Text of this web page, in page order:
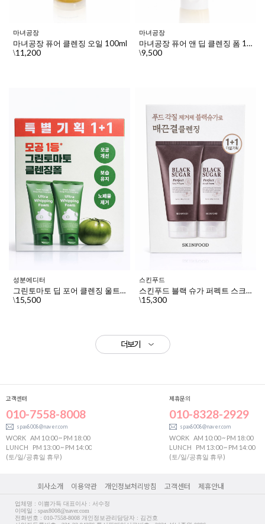
마녀공장
마녀공장 퓨어 클렌징 오일 100ml
\11,200
마녀공장
마녀공장 퓨어 앤 딥 클렌징 폼 100ml
\9,500
성분에디터
그린토마토 딥 포어 클렌징 울트라 휘핑 폼 120g+120g
\15,500
스킨푸드
스킨푸드 블랙 슈가 퍼펙트 스크럽 폼 180g, 2개
\15,300
더보기
고객센터
010-7558-8008
spax8008@naver.com
WORK AM 10:00 ~ PM 18:00
LUNCH
PM 13:00 ~ PM 14:00
(토/일/공휴일 휴무)
제휴문의
010-8328-2929
spax8008@naver.com
WORK AM 10:00 ~ PM 18:00
LUNCH
PM 13:00 ~ PM 14:00
(토/일/공휴일 휴무)
회사소개 이용약관 개인정보처리방침 고객센터 제휴안내
업체명 : 이쁨가득 대표이사 : 서수정
이메일 : spax8008@naver.com
전화번호 : 010-7558-8008 개인정보관리담당자 : 김건호